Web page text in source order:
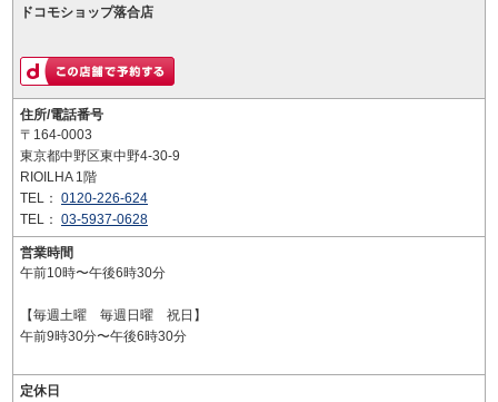
ドコモショップ落合店
住所/電話番号
〒164-0003
東京都中野区東中野4-30-9
RIOILHA 1階
TEL： 0120-226-624
TEL： 03-5937-0628
営業時間
午前10時〜午後6時30分
【毎週土曜 毎週日曜 祝日】
午前9時30分〜午後6時30分
定休日